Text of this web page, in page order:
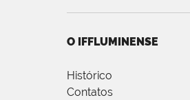
O IFFLUMINENSE
Histórico
Contatos